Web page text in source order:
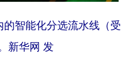
智能化分选流水线（受
新华网 发